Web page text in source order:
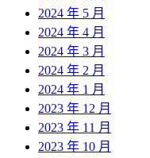
2024 年 5 月
2024 年 4 月
2024 年 3 月
2024 年 2 月
2024 年 1 月
2023 年 12 月
2023 年 11 月
2023 年 10 月